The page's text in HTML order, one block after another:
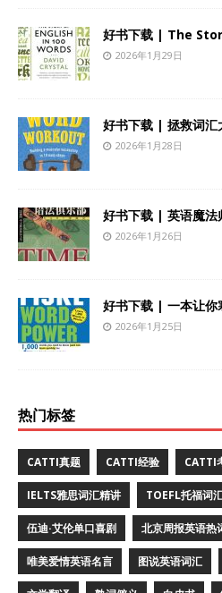
好书下载 | The
2026年1月29日
好书下载 | 拯救词汇
2026年1月28日
好书下载 | 英语魔法
2026年1月26日
好书下载 | 一本让你
2026年1月25日
热门标签
CATTI真题 CATTI经验 CATTI
IELTS雅思词汇精讲 TOEFL托福词
伍迪·艾伦单口喜剧 北京周报英语热
唯美爱情英语名言 图说英语词汇